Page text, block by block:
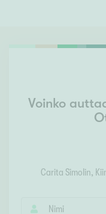
Voinko
Carita Simolin,